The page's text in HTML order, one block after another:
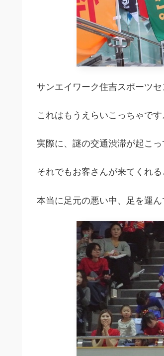
サンエイワーク住吉スポーツ
これはもうえらいこっちゃです
実際に、謎の交通渋滞が起こ
それでもお客さんが来てくれる
本当に足元の悪い中、足を運